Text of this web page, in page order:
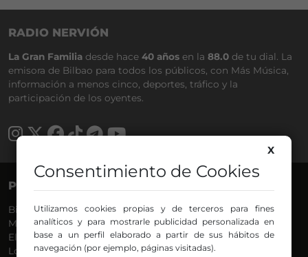
RADIO NERVIÓN
La Gran Familia desde hace 40 años en la 88.0 de tu dial. La
emisora de Bilbao para todos los públicos, con Más Música,
información a menos cinco, deportes, tráfico y la
participación de los oyentes.
PROGRAMAS
Bilbosport
Más Música
El Madrugador
Lo Más Nuevo
Agurtzane
Belén Ollero
Dani
Eduardo
X
Consentimiento de Cookies
Utilizamos cookies propias y de terceros para fines
analíticos y para mostrarle publicidad personalizada en
base a un perfil elaborado a partir de sus hábitos de
navegación (por ejemplo, páginas visitadas).